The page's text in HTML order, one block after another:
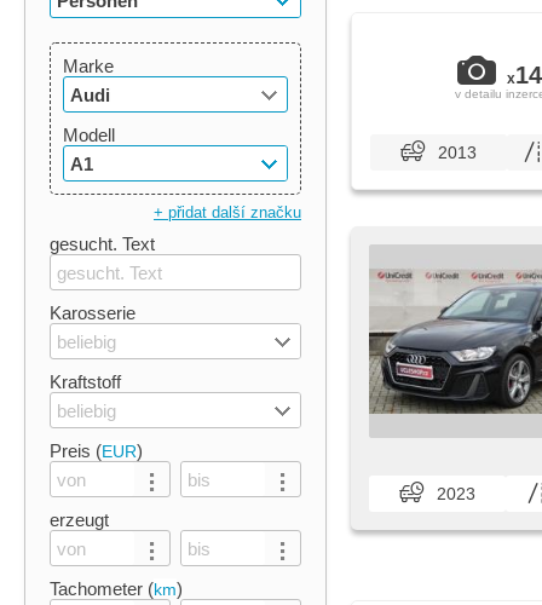
Marke
Audi
Modell
A1
+ přidat další značku
gesucht. Text
Karosserie
beliebig
Kraftstoff
beliebig
Preis (EUR)
erzeugt
Tachometer (km)
x14
v detailu
2013
2023